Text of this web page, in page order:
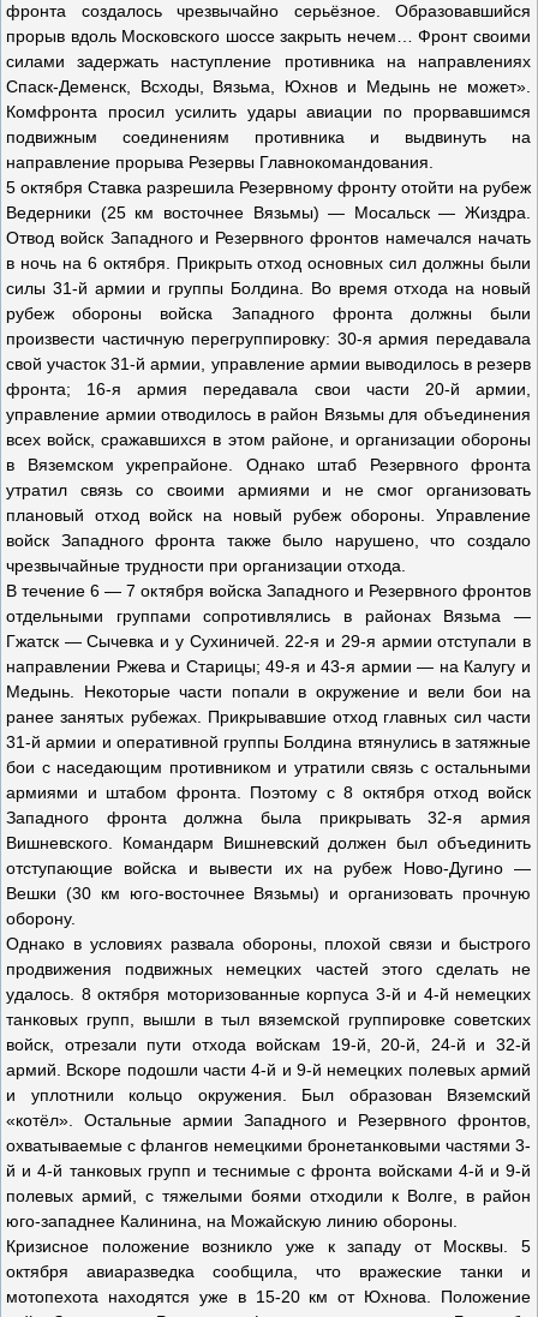
фронта создалось чрезвычайно серьёзное. Образовавшийся
прорыв вдоль Московского шоссе закрыть нечем… Фронт своими
силами задержать наступление противника на направлениях
Спаск-Деменск, Всходы, Вязьма, Юхнов и Медынь не может».
Комфронта просил усилить удары авиации по прорвавшимся
подвижным соединениям противника и выдвинуть на
направление прорыва Резервы Главнокомандования.
5 октября Ставка разрешила Резервному фронту отойти на рубеж
Ведерники (25 км восточнее Вязьмы) — Мосальск — Жиздра.
Отвод войск Западного и Резервного фронтов намечался начать
в ночь на 6 октября. Прикрыть отход основных сил должны были
силы 31-й армии и группы Болдина. Во время отхода на новый
рубеж обороны войска Западного фронта должны были
произвести частичную перегруппировку: 30-я армия передавала
свой участок 31-й армии, управление армии выводилось в резерв
фронта; 16-я армия передавала свои части 20-й армии,
управление армии отводилось в район Вязьмы для объединения
всех войск, сражавшихся в этом районе, и организации обороны
в Вяземском укрепрайоне. Однако штаб Резервного фронта
утратил связь со своими армиями и не смог организовать
плановый отход войск на новый рубеж обороны. Управление
войск Западного фронта также было нарушено, что создало
чрезвычайные трудности при организации отхода.
В течение 6 — 7 октября войска Западного и Резервного фронтов
отдельными группами сопротивлялись в районах Вязьма —
Гжатск — Сычевка и у Сухиничей. 22-я и 29-я армии отступали в
направлении Ржева и Старицы; 49-я и 43-я армии — на Калугу и
Медынь. Некоторые части попали в окружение и вели бои на
ранее занятых рубежах. Прикрывавшие отход главных сил части
31-й армии и оперативной группы Болдина втянулись в затяжные
бои с наседающим противником и утратили связь с остальными
армиями и штабом фронта. Поэтому с 8 октября отход войск
Западного фронта должна была прикрывать 32-я армия
Вишневского. Командарм Вишневский должен был объединить
отступающие войска и вывести их на рубеж Ново-Дугино —
Вешки (30 км юго-восточнее Вязьмы) и организовать прочную
оборону.
Однако в условиях развала обороны, плохой связи и быстрого
продвижения подвижных немецких частей этого сделать не
удалось. 8 октября моторизованные корпуса 3-й и 4-й немецких
танковых групп, вышли в тыл вяземской группировке советских
войск, отрезали пути отхода войскам 19-й, 20-й, 24-й и 32-й
армий. Вскоре подошли части 4-й и 9-й немецких полевых армий
и уплотнили кольцо окружения. Был образован Вяземский
«котёл». Остальные армии Западного и Резервного фронтов,
охватываемые с флангов немецкими бронетанковыми частями 3-
й и 4-й танковых групп и теснимые с фронта войсками 4-й и 9-й
полевых армий, с тяжелыми боями отходили к Волге, в район
юго-западнее Калинина, на Можайскую линию обороны.
Кризисное положение возникло уже к западу от Москвы. 5
октября авиаразведка сообщила, что вражеские танки и
мотопехота находятся уже в 15-20 км от Юхнова. Положение